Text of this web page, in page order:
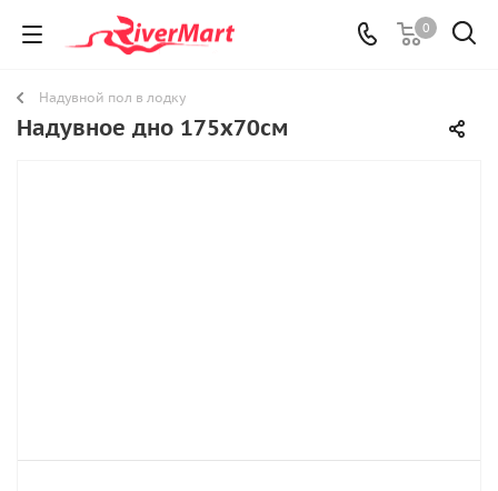
0
Надувной пол в лодку
Надувное дно 175х70см